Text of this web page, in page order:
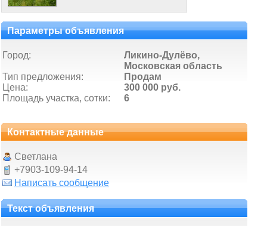
Параметры объявления
Город:
Ликино-Дулёво,
Московская область
Тип предложения:
Продам
Цена:
300 000 руб.
Площадь участка, сотки:
6
Контактные данные
Светлана
+7903-109-94-14
Написать сообщение
Текст объявления